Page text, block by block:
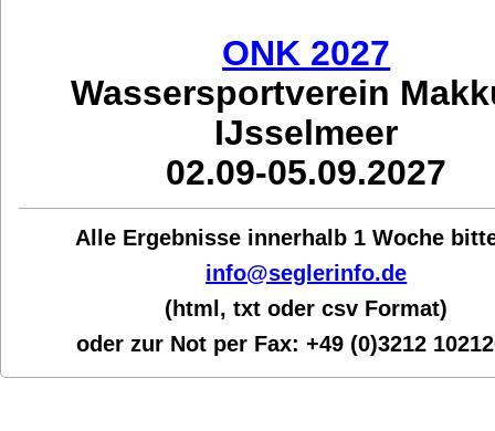
ONK 2027
Wassersportverein
IJsselmeer
02.09-05.09.2027
Alle Ergebnisse innerhalb 1 Woche bit
info@seglerinfo.de
(html, txt oder csv Format)
oder zur Not per Fax:+49 (0)3212